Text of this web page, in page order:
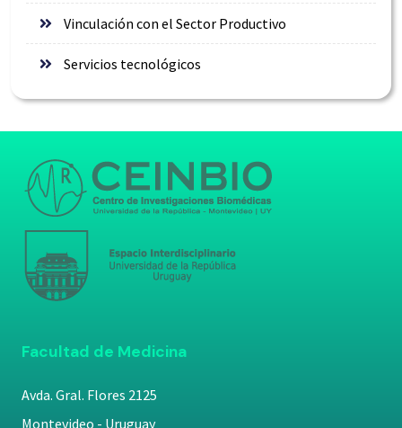
Vinculación con el Sector Productivo
Servicios tecnológicos
Facultad de Medicina
Avda. Gral. Flores 2125
Montevideo - Uruguay